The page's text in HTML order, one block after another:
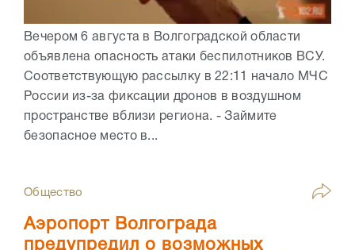
Вечером 6 августа в Волгоградской области
объявлена опасность атаки беспилотников ВСУ.
Соответствующую рассылку в 22:11 начало МЧС
России из-за фиксации дронов в воздушном
пространстве вблизи региона. - Займите
безопасное место в...
Общество
Аэропорт Волгограда
предупредил о возможных